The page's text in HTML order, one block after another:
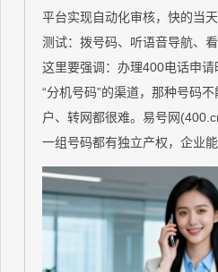
平台实现自动化审核，快的当
测试：拨号码、听语音导航、
这里要强调：办理400电话申
“分机号码”的渠道，那种号码
户、转网都很难。易号网
一组号码都有独立产权，企业能